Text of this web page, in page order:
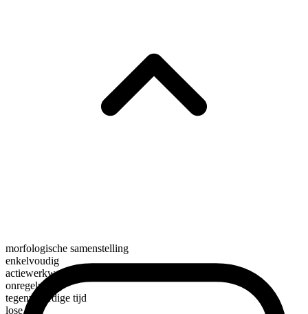
morfologische samenstelling
enkelvoudig
actiewerkwoord
onregelmatig
tegenwoordige tijd
lose